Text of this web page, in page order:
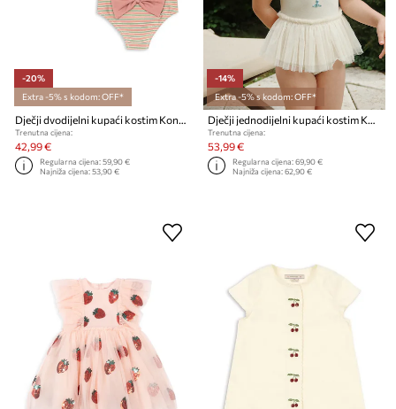
-20%
Extra -5% s kodom: OFF*
Trenutna cijena:
42,99 €
Regularna cijena:59,90 €
Najniža cijena:53,90 €
-14%
Extra -5% s kodom: OFF*
Trenutna cijena:
53,99 €
Regularna cijena:69,90 €
Najniža cijena:62,90 €